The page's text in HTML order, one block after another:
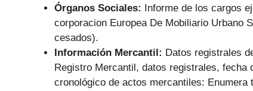
Órganos Sociales: Informe de los cargos
corporacion Europea De Mobiliario Urbano
cesados).
Información Mercantil: Datos registrales
Registro Mercantil, datos registrales,
cronológico de actos mercantiles: